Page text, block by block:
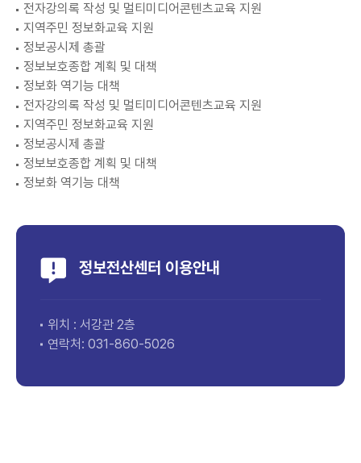
전자강의록 작성 및 멀티미디어콘텐츠교육 지원
지역주민 정보화교육 지원
정보공시제 총괄
정보보호종합 계획 및 대책
정보화 역기능 대책
전자강의록 작성 및 멀티미디어콘텐츠교육 지원
지역주민 정보화교육 지원
정보공시제 총괄
정보보호종합 계획 및 대책
정보화 역기능 대책
정보전산센터 이용안내
위치 : 서강관 2층
연락처: 031-860-5026